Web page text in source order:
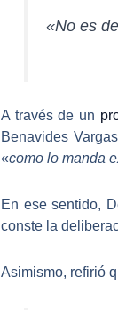
«No es
A través de un
Benavides
«como lo manda
En ese sentido,
conste la
Asimismo, refirió